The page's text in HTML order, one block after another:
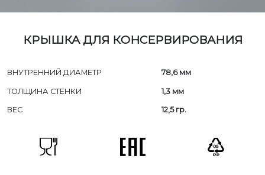
КРЫШКА ДЛЯ КОНСЕРВИРОВАНИЯ
ВНУТРЕННИЙ ДИАМЕТР 78,6 мм
ТОЛЩИНА СТЕНКИ 1,3 мм
ВЕС 12,5 гр.